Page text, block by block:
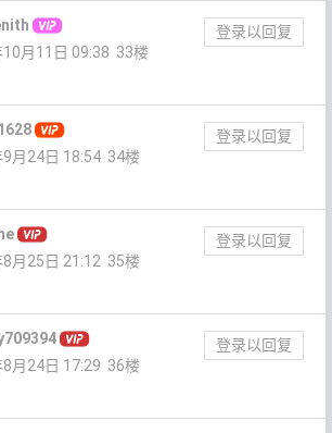
登录以回复
月11日 09:38 33楼
登录以回复
月24日 18:54 34楼
登录以回复
月25日 21:12 35楼
登录以回复
月24日 17:29 36楼